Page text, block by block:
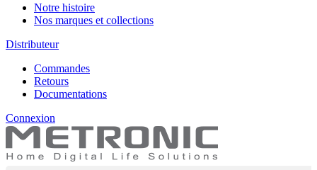
Notre histoire
Nos marques et collections
Distributeur
Commandes
Retours
Documentations
Connexion